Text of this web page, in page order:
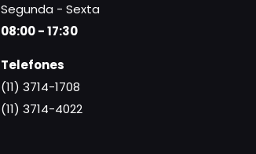
Segunda - Sexta
08:00 - 17:30
Telefones
(11) 3714-1708
(11) 3714-4022